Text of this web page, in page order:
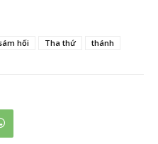
hối Tha thứ thánh